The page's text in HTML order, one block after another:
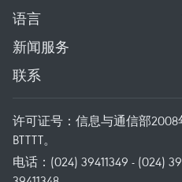
语言
新闻服务
联系
许可证号：信息与通信部2008
BTTTT。
电话：(024) 39411349 - (024)